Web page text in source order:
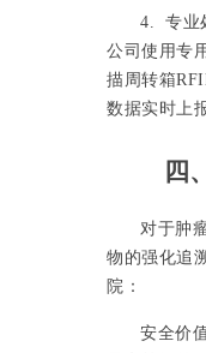
4. 专业
公司使用专
描周转箱
数据实时上
四
对于肿
物的强化追
院：
安全价